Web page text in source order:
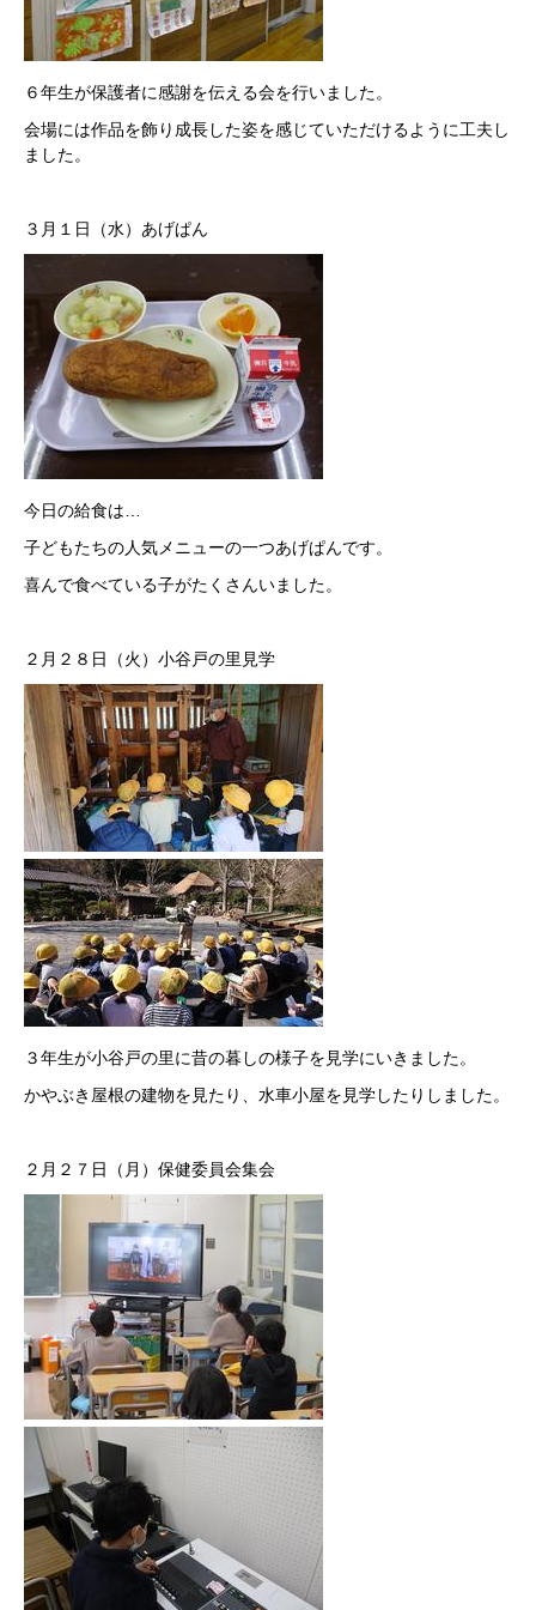
６年生が保護者に感謝を伝える会を行いました。
会場には作品を飾り成長した姿を感じていただけるように工夫し
ました。
３月１日（水）あげぱん
今日の給食は…
子どもたちの人気メニューの一つあげぱんです。
喜んで食べている子がたくさんいました。
２月２８日（火）小谷戸の里見学
３年生が小谷戸の里に昔の暮しの様子を見学にいきました。
かやぶき屋根の建物を見たり、水車小屋を見学したりしました。
２月２７日（月）保健委員会集会